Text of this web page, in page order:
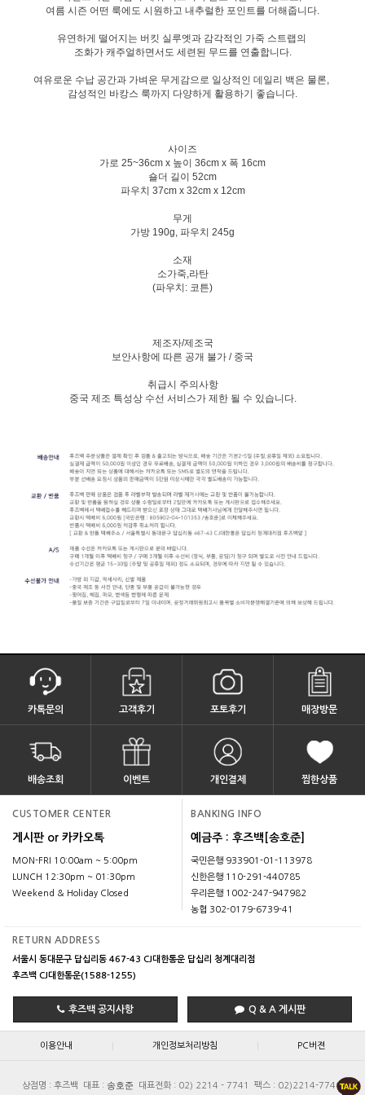
여름 시즌 어떤 룩에도 시원하고 내추럴한 포인트를 더해줍니다.
유연하게 떨어지는 버킷 실루엣과 감각적인 가죽 스트랩의
조화가 캐주얼하면서도 세련된 무드를 연출합니다.
여유로운 수납 공간과 가벼운 무게감으로 일상적인 데일리 백은 물론,
감성적인 바캉스 룩까지 다양하게 활용하기 좋습니다.
사이즈
가로 25~36cm x 높이 36cm x 폭 16cm
숄더 길이 52cm
파우치 37cm x 32cm x 12cm
무게
가방 190g, 파우치 245g
소재
소가죽,라탄
(파우치: 코튼)
제조자/제조국
보안사항에 따른 공개 불가 / 중국
취급시 주의사항
중국 제조 특성상 수선 서비스가 제한 될 수 있습니다.
카톡문의 고객후기 포토후기 매장방문
배송조회 이벤트 개인결제 찜한상품
CUSTOMER CENTER
게시판 or 카카오톡
MON-FRI 10:00am ~ 5:00pm
LUNCH 12:30pm ~ 01:30pm
Weekend & Holiday Closed
BANKING INFO
예금주 : 후즈백[송호준]
국민은행 933901-01-113978
신한은행 110-291-440785
우리은행 1002-247-947982
농협 302-0179-6739-41
RETURN ADDRESS
서울시 동대문구 답십리동 467-43 CJ대한통운 답십리 청계대리점
후즈백 CJ대한통운(1588-1255)
후즈백 공지사항 Q & A 게시판
이용안내 | 개인정보처리방침 | PC버젼
상점명 : 후즈백 대표 : 송호준 대표전화 : 02) 2214 - 7741 팩스 : 02)2214-7740